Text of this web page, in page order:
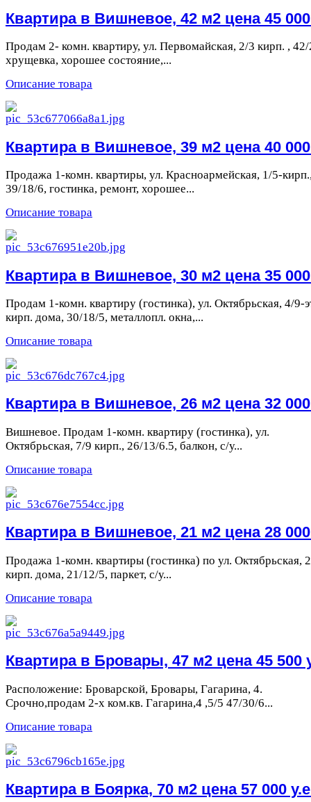
Квартира в Вишневое, 42 м2 цена 45 000
Продам 2- комн. квартиру, ул. Первомайская, 2/3 кирп. ,
хрущевка, хорошее состояние,...
Описание товара
Квартира в Вишневое, 39 м2 цена 40 000
Продажа 1-комн. квартиры, ул. Красноармейская, 1/5-
39/18/6, гостинка, ремонт, хорошее...
Описание товара
Квартира в Вишневое, 30 м2 цена 35 000
Продам 1-комн. квартиру (гостинка), ул. Октябрьская, 4/9-
кирп. дома, 30/18/5, металлопл. окна,...
Описание товара
Квартира в Вишневое, 26 м2 цена 32 000
Вишневое. Продам 1-комн. квартиру (гостинка), ул.
Октябрьская, 7/9 кирп., 26/13/6.5, балкон, с/у...
Описание товара
Квартира в Вишневое, 21 м2 цена 28 000
Продажа 1-комн. квартиры (гостинка) по ул. Октябрьская,
кирп. дома, 21/12/5, паркет, с/у...
Описание товара
Квартира в Бровары, 47 м2 цена 45 500
Расположение: Броварской, Бровары, Гагарина, 4.
Срочно,продам 2-х ком.кв. Гагарина,4 ,5/5 47/30/6...
Описание товара
Квартира в Боярка, 70 м2 цена 57 000